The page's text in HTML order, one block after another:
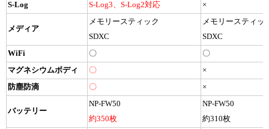
S-Log
S-Log3、S-Log2対応 ×
メディア
メモリースティック
SDXC
メモリースティッ
SDXC
WiFi
〇
〇
マグネシウムボディ
〇
×
防塵防滴
〇 ×
バッテリー
NP-FW50
約350枚
NP-FW50
約310枚